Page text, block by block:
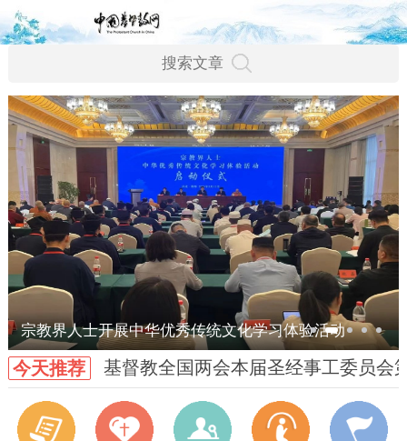
宗教界人士开展中华优秀传统文化学习体验活动
今天推荐 基督教全国两会本届圣经事工委员会